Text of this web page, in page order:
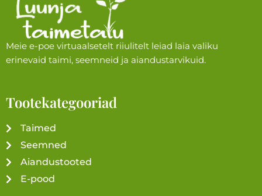
Meie e-poe virtuaalsetelt riiulitelt leiad laia valiku
erinevaid taimi, seemneid ja aiandustarvikuid.
Tootekategooriad
Taimed
Seemned
Aiandustooted
E-pood